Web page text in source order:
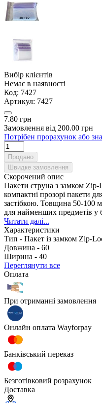
Вибір клієнтів
Немає в наявності
Код: 7427
Артикул: 7427
7.80 грн
Замовлення від 200.00 грн
Потрібен прорахунок або
Продано
Швидке замовлення
Скорочений опис
Пакети струна з замком
компактні прозорі пакети
застібкою. Товщина 50-100
для найменших предметів у
Читати далі...
Характеристики
Тип - Пакет із замком Zip-
Довжина - 60
Ширина - 40
Переглянути все
Оплата
При отриманні замовлення
Онлайн оплата Wayforpay
Банківський переказ
Безготівковий розрахунок
Доставка